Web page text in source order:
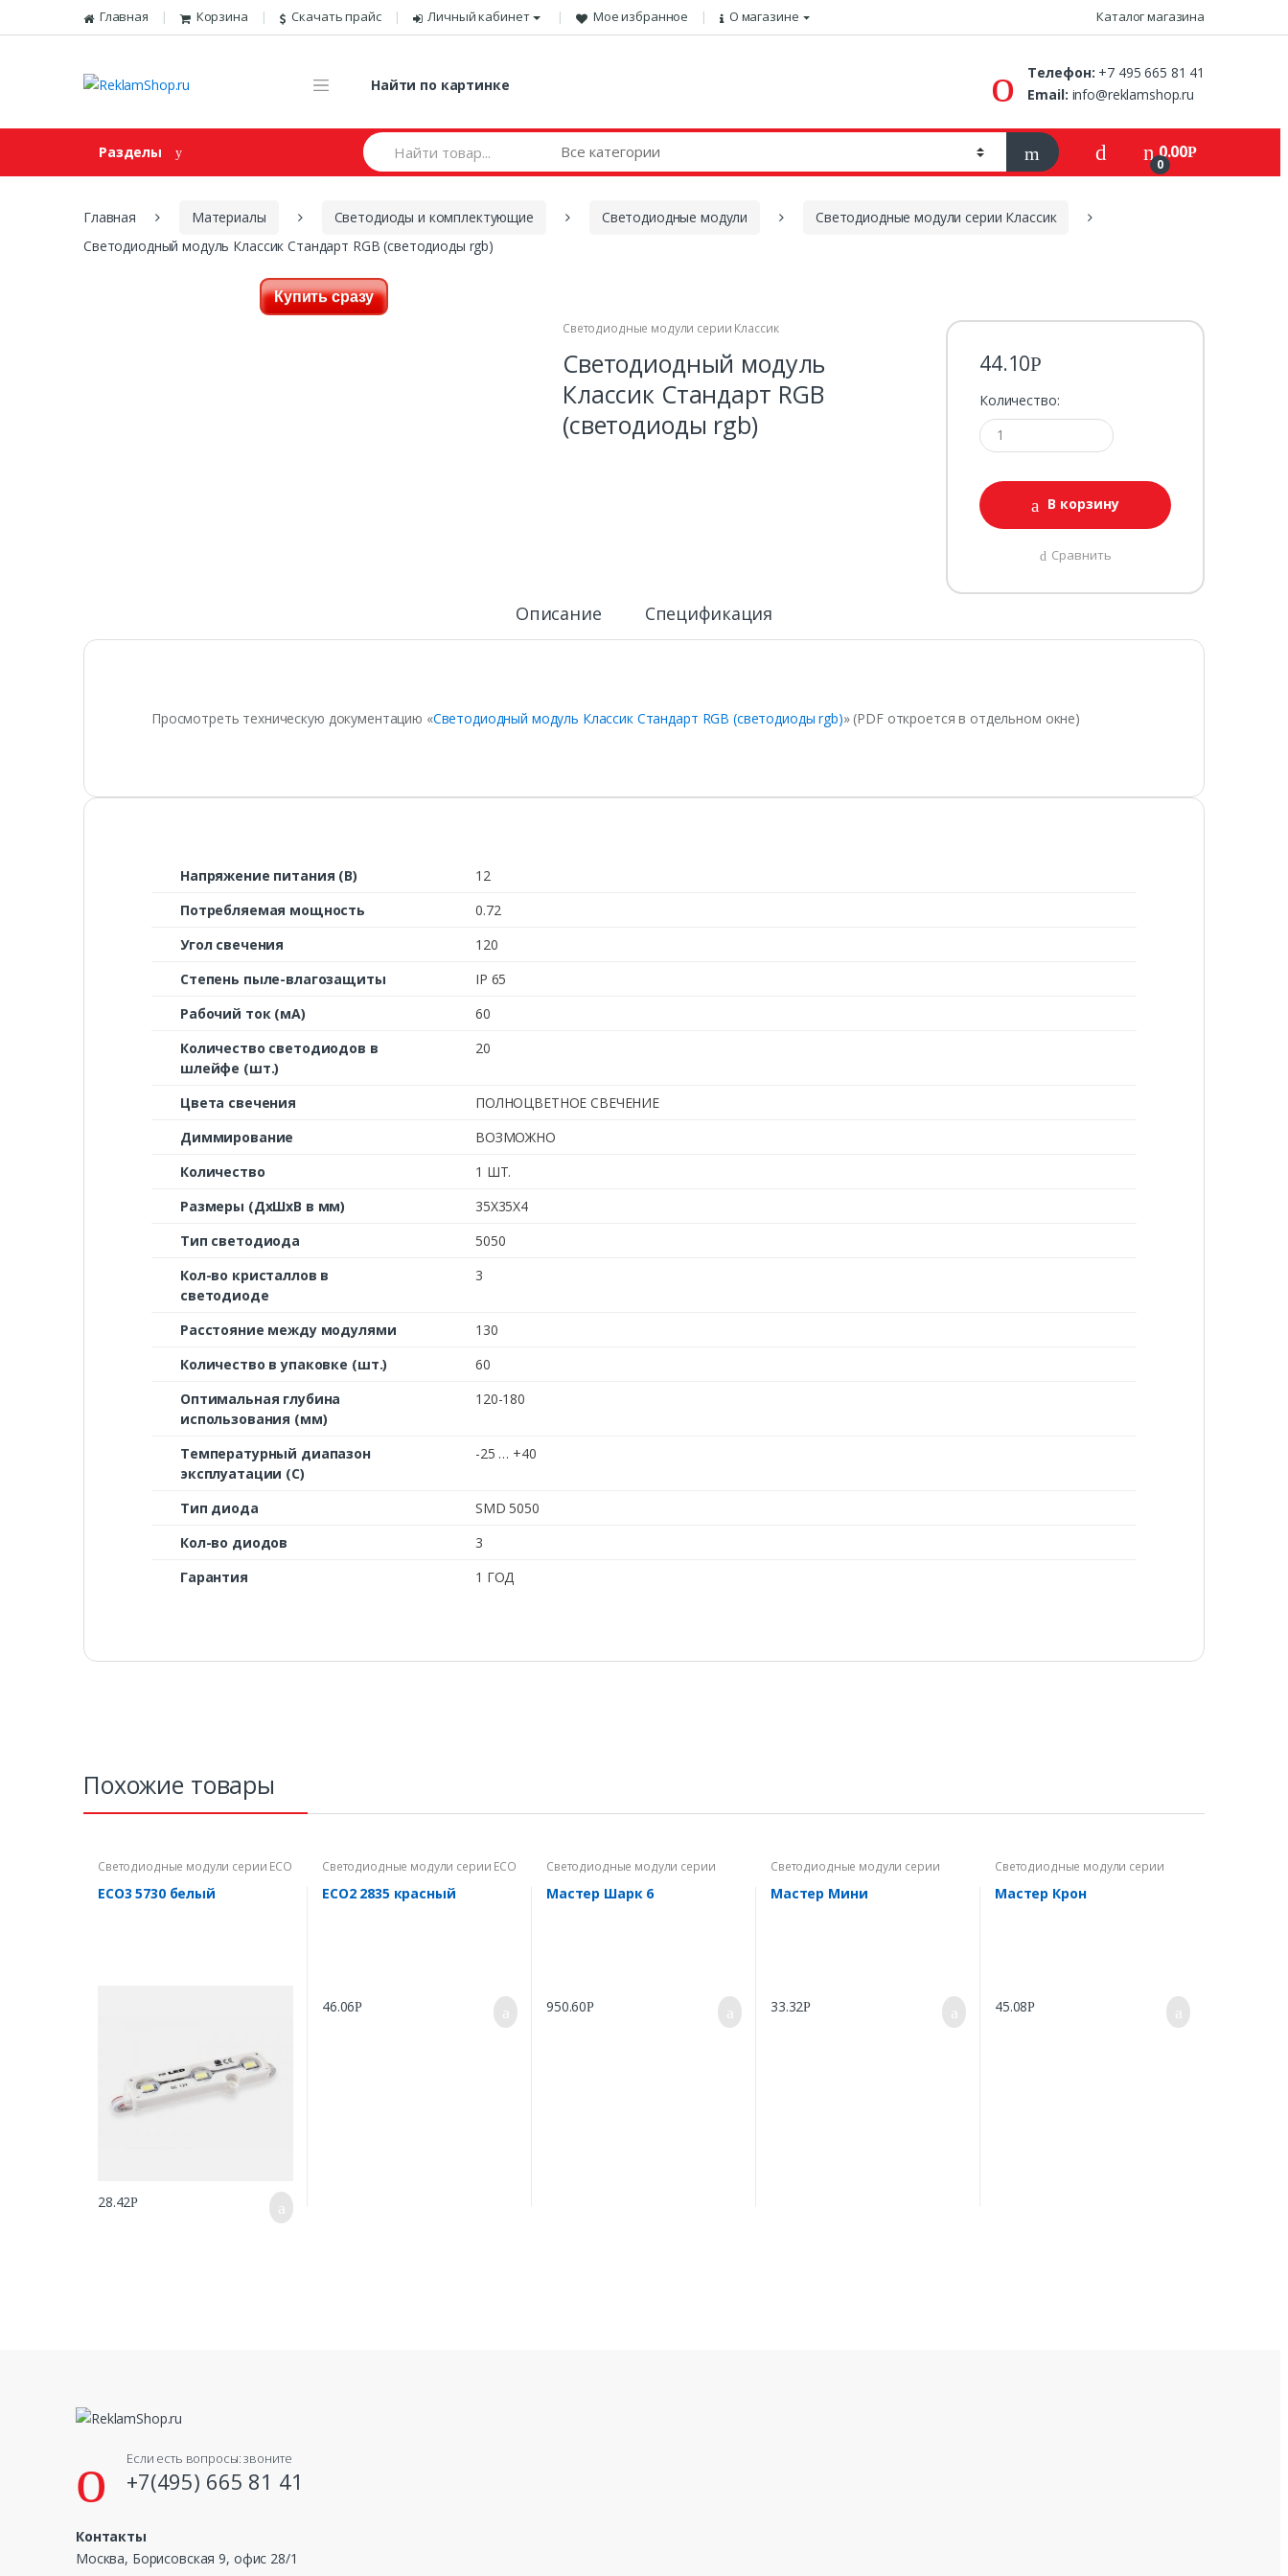
Перейти к навигации
Skip to content Главная Корзина Скачать прайс Личный кабинет Мое избранное О магазине Каталог магазина
Найти по картинке
Телефон: +7 495 665 81 41
Email: info@reklamshop.ru
Разделы
И
щ
е
0
0.00Р
Главная Материалы Светодиоды и комплектующие Светодиодные модули
Светодиодные модули серии Классик
Светодиодный модуль Классик Стандарт RGB (светодиоды rgb)
Купить сразу
Светодиодные модули серии Классик
Светодиодный модуль
Классик Стандарт RGB
(светодиоды rgb)
44.10Р
Количество:
В корзину
Сравнить
Описание Спецификация
Просмотреть техническую документацию «Светодиодный модуль Классик Стандарт RGB (светодиоды rgb)» (PDF откроется в отдельном окне)
Напряжение питания (В)
12
Потребляемая мощность
0.72
Угол свечения
120
Степень пыле-влагозащиты
IP 65
Рабочий ток (мА)
60
Количество светодиодов в
шлейфе (шт.)
20
Цвета свечения
ПОЛНОЦВЕТНОЕ СВЕЧЕНИЕ
Диммирование
ВОЗМОЖНО
Количество
1 ШТ.
Размеры (ДxШxВ в мм)
35X35X4
Тип светодиода
5050
Кол-во кристаллов в
светодиоде
3
Расстояние между модулями
130
Количество в упаковке (шт.)
60
Оптимальная глубина
использования (мм)
120-180
Температурный диапазон
эксплуатации (С)
-25 … +40
Тип диода
SMD 5050
Кол-во диодов
3
Гарантия
1 ГОД
Похожие товары
Светодиодные модули серии ECO
NCLED
ECO3 5730 белый
28.42Р
Светодиодные модули серии ECO
NCLED
ECO2 2835 красный
46.06Р
Светодиодные модули серии
Мастер
Мастер Шарк 6
950.60Р
Светодиодные модули серии
Мастер
Мастер Мини
33.32Р
Светодиодные модули серии
Мастер
Мастер Крон
45.08Р
Если есть вопросы: звоните
+7(495) 665 81 41
Контакты
Москва, Борисовская 9, офис 28/1